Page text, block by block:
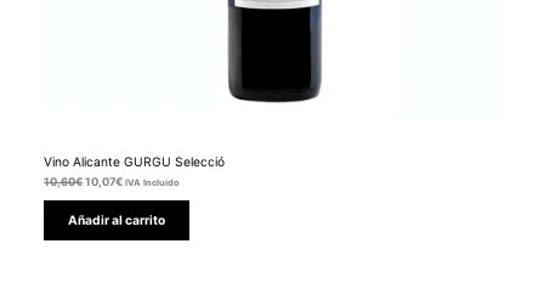
Vino Alicante GURGU Selecció
10,60€10,07€ IVA Incluido
Añadir al carrito